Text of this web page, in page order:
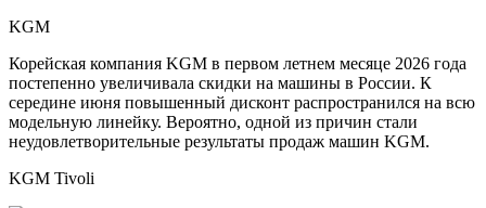
KGM
Корейская компания KGM в первом летнем месяце 2026 года
постепенно увеличивала скидки на машины в России. К
середине июня повышенный дисконт распространился на всю
модельную линейку. Вероятно, одной из причин стали
неудовлетворительные результаты продаж машин KGM.
KGM Tivoli